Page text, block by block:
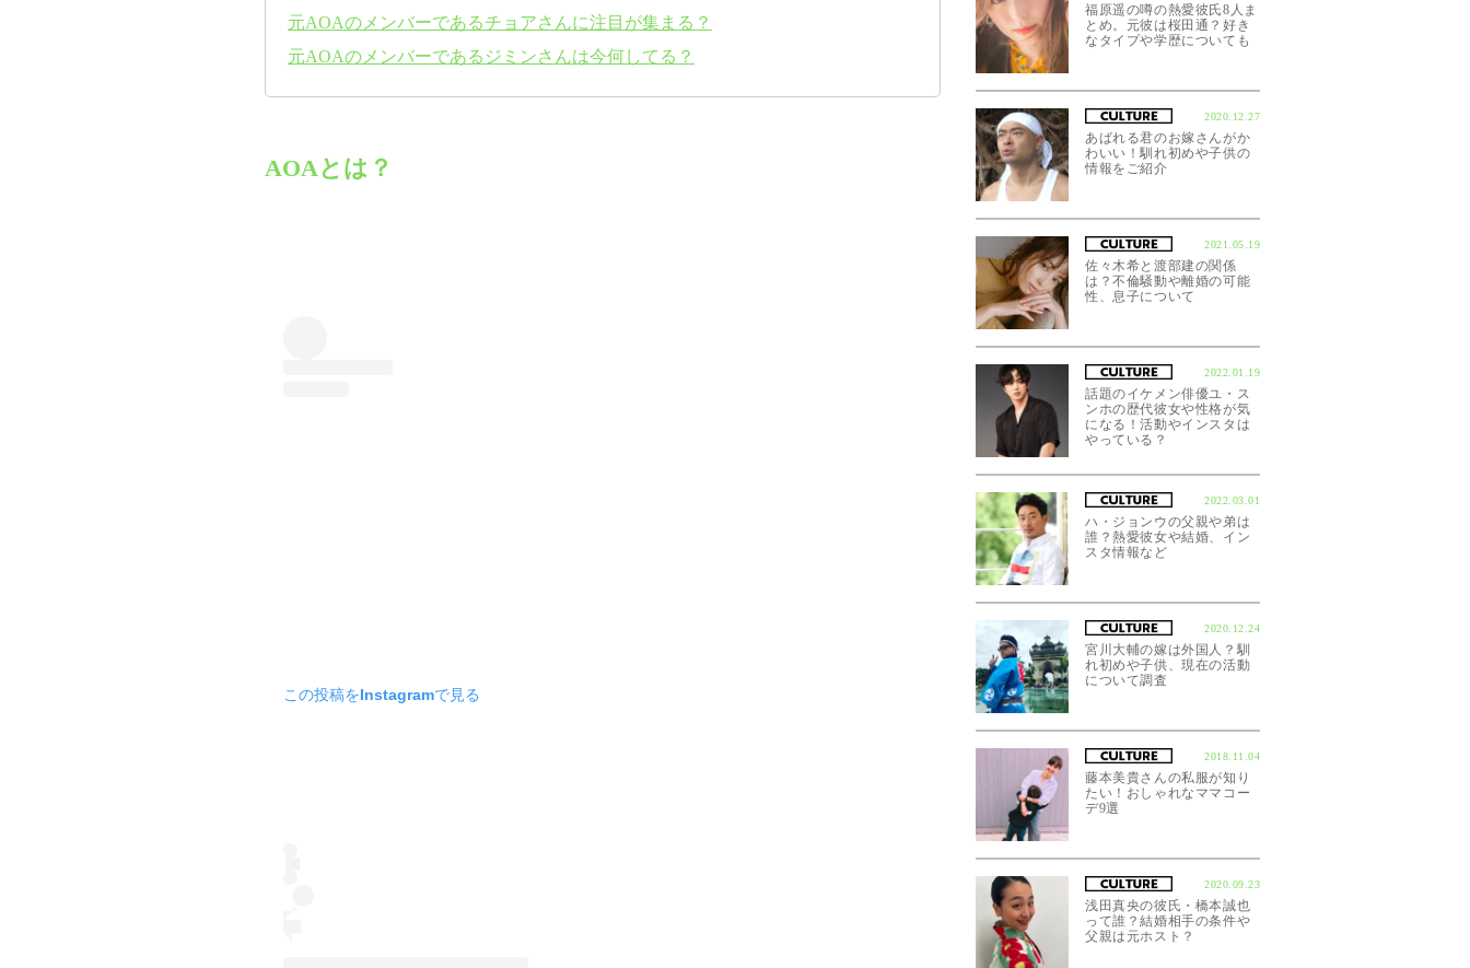
元AOAのメンバーであるチョアさんに注目が集まる？
元AOAのメンバーであるジミンさんは今何してる？
AOAとは？
この投稿をInstagramで見る
福原遥の噂の熱愛彼氏8人ま
とめ。元彼は桜田通？好き
なタイプや学歴についても
2020.12.27
あばれる君のお嫁さんがか
わいい！馴れ初めや子供の
情報をご紹介
2021.05.19
佐々木希と渡部建の関係
は？不倫騒動や離婚の可能
性、息子について
2022.01.19
話題のイケメン俳優ユ・ス
ンホの歴代彼女や性格が気
になる！活動やインスタは
やっている？
2022.03.01
ハ・ジョンウの父親や弟は
誰？熱愛彼女や結婚、イン
スタ情報など
2020.12.24
宮川大輔の嫁は外国人？馴
れ初めや子供、現在の活動
について調査
2018.11.04
藤本美貴さんの私服が知り
たい！おしゃれなママコー
デ9選
2020.09.23
浅田真央の彼氏・橋本誠也
って誰？結婚相手の条件や
父親は元ホスト？